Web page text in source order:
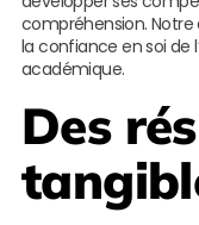
compréhension.
la confiance en soi de
académique.
Des